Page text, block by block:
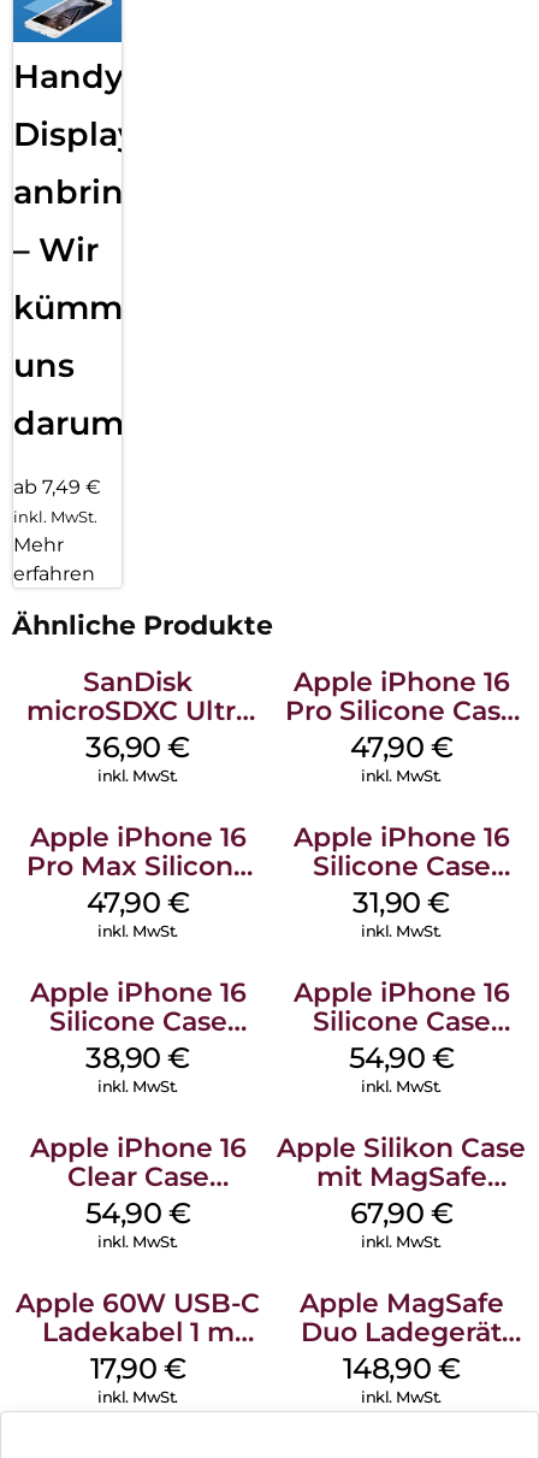
Handy
Displayfolie
anbringen
– Wir
kümmern
uns
darum!
ab 7,49 €
inkl. MwSt.
Mehr
erfahren
Ähnliche Produkte
SanDisk
microSDXC Ultra
128 GB + Adapter
Mobile
36,90€
inkl. MwSt.
Apple iPhone 16
Pro Silicone Case
MagSafe Denim
47,90 €
inkl. MwSt.
Apple iPhone 16
Pro Max Silicone
Case MagSafe
Black
47,90 €
inkl. MwSt.
Apple iPhone 16
Silicone Case
MagSafe Fuchsia
31,90€
inkl. MwSt.
Apple iPhone 16
Silicone Case
MagSafe
Ultramarine
38,90€
inkl. MwSt.
Apple iPhone 16
Silicone Case
MagSafe Black
54,90 €
inkl. MwSt.
Apple iPhone 16
Clear Case
MagSafe
Transparent
54,90 €
inkl. MwSt.
Apple Silikon Case
mit MagSafe
iPhone 14 Pro
(PRODUCT)RED
67,90 €
inkl. MwSt.
Apple 60W USB-C
Ladekabel 1 m
Weiß
17,90 €
inkl. MwSt.
Apple MagSafe
Duo Ladegerät
Weiß
148,90 €
inkl. MwSt.